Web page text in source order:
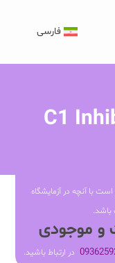
فارسی
C1
با آنچه در آزمایشگاه
باشد.
و موجودی
در ارتباط باشید.